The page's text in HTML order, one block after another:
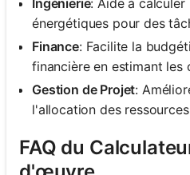
énergétiques pour des
Finance: Facilite la
financière en estimant
Gestion de Projet:
l'allocation des
FAQ du